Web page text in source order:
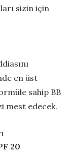
sizin için
en üst
sahip BB
mest edecek.
20